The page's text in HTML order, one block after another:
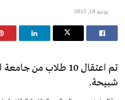
يونيو 18, 2023
تم اعتقال 10 طلاب
شبيحة.